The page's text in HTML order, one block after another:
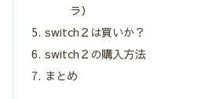
ラ）
switch２は買いか？
switch２の購入方法
まとめ